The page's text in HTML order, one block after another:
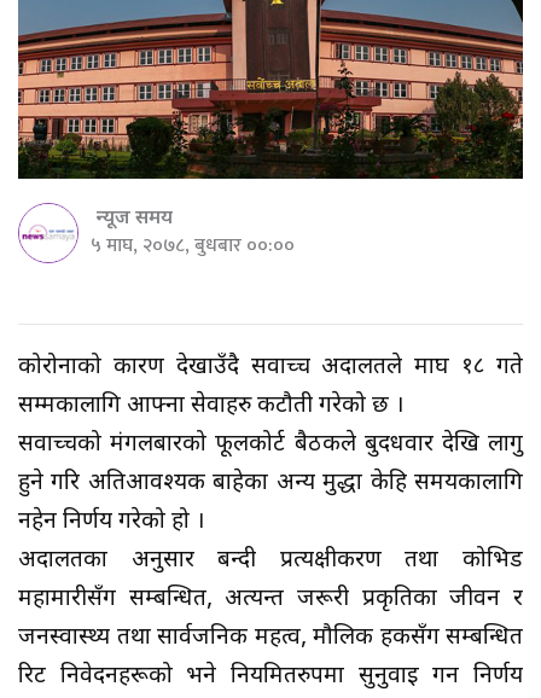
न्यूज समय
५ माघ, २०७८, बुधबार ००:००
कोरोनाको कारण देखाउँदै सर्वोच्च अदालतले माघ १८ गते
सम्मकालागि आफ्ना सेवाहरु कटौती गरेको छ ।
सर्वोच्चको मंगलबारको फूलकोर्ट बैठकले बुदधवार देखि लागु
हुने गरि अतिआवश्यक बाहेका अन्य मुद्धा केहि समयकालागि
नहेर्ने निर्णय गरेको हो ।
अदालतका अनुसार बन्दी प्रत्यक्षीकरण तथा कोभिड
महामारीसँग सम्बन्धित, अत्यन्त जरूरी प्रकृतिका जीवन र
जनस्वास्थ्य तथा सार्वजनिक महत्व, मौलिक हकसँग सम्बन्धित
रिट निवेदनहरूको भने नियमितरुपमा सुनुवाइ गर्ने निर्णय